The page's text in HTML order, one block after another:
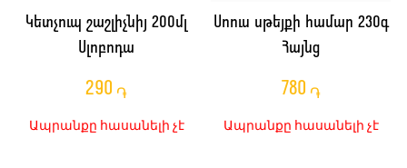
Կետչուպ շաշլիչնիյ 200մլ
Սլոբոդա
290 ֏
Ապրանքը հասանելի չէ
Սոուս սթեյքի համար 230գ
Հայնց
780 ֏
Ապրանքը հասանելի չէ